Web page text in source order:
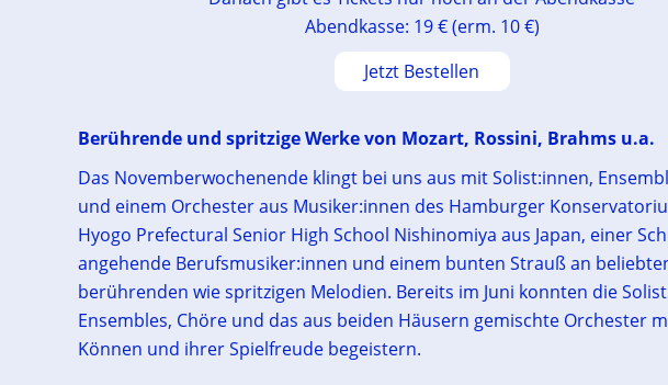
Abendkasse: 19 € (erm. 10 €)
Jetzt Bestellen
Berührende und spritzige Werke von Mozart, Rossini, Brahms u.a.
Das Novemberwochenende klingt bei uns aus mit Solist:innen,
und einem Orchester aus Musiker:innen des Hamburger
Hyogo Prefectural Senior High School Nishinomiya aus Japan, einer
angehende Berufsmusiker:innen und einem bunten Strauß an
berührenden wie spritzigen Melodien. Bereits im Juni konnten die
Ensembles, Chöre und das aus beiden Häusern gemischte Orchester
Können und ihrer Spielfreude begeistern.